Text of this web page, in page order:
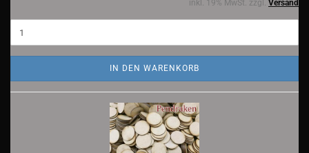
inkl. 19% MwSt. zzgl. Versand
IN DEN WARENKORB